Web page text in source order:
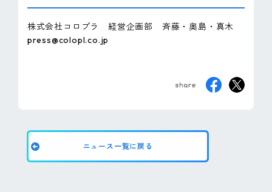
株式会社コロプラ 経営企画部 斉藤・奥島・真木
press@colopl.co.jp
ニュース一覧に戻る